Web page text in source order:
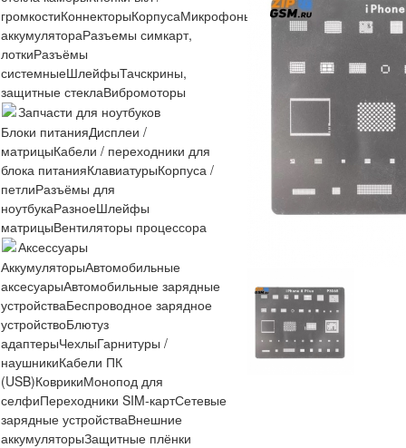
громкостиКоннекторыКорпусаМикрофоны Микросхемы Платы
аккумулятораРазъемы симкарт,
лоткиРазъёмы
системныеШлейфыТачскрины,
защитные стеклаВибромоторы
Запчасти для ноутбуков
Блоки питанияДисплеи /
матрицыКабели / переходники для
блока питанияКлавиатурыКорпуса /
петлиРазъёмы для
ноутбукаРазноеШлейфы
матрицыВентиляторы процессора
Аксессуары
АккумуляторыАвтомобильные
аксесуарыАвтомобильные зарядные
устройстваБеспроводное зарядное
устройствоБлютуз
адаптерыЧехлыГарнитуры /
наушникиКабели ПК
(USB)КоврикиМонопод для
селфиПереходники SIM-картСетевые
зарядные устройстваВнешние
аккумуляторыЗащитные плёнки